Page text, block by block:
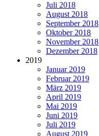
Juli 2018
August 2018
September 2018
Oktober 2018
November 2018
Dezember 2018
2019
Januar 2019
Februar 2019
März 2019
April 2019
Mai 2019
Juni 2019
Juli 2019
August 2019